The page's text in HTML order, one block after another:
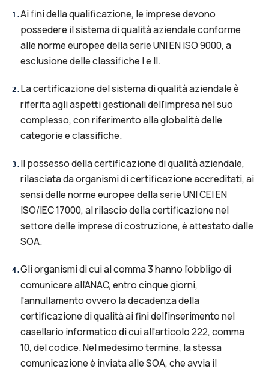
1.Ai fini della qualificazione, le imprese devono
possedere il sistema di qualità aziendale conforme
alle norme europee della serie UNI EN ISO 9000, a
esclusione delle classifiche I e II.
2. La certificazione del sistema di qualità aziendale è
riferita agli aspetti gestionali dell'impresa nel suo
complesso, con riferimento alla globalità delle
categorie e classifiche.
3. Il possesso della certificazione di qualità aziendale,
rilasciata da organismi di certificazione accreditati, ai
sensi delle norme europee della serie UNI CEI EN
ISO/IEC 17000, al rilascio della certificazione nel
settore delle imprese di costruzione, è attestato dalle
SOA.
4.Gli organismi di cui al comma 3 hanno l'obbligo di
comunicare all'ANAC, entro cinque giorni,
l'annullamento ovvero la decadenza della
certificazione di qualità ai fini dell'inserimento nel
casellario informatico di cui all'articolo 222, comma
10, del codice. Nel medesimo termine, la stessa
comunicazione è inviata alle SOA, che avvia il